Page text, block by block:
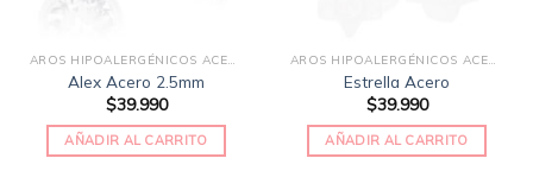
AROS HIPOALERGÉNICOS ACERO QUIRÚRGICO
Alex Acero 2.5mm
$39.990
AÑADIR AL CARRITO
AROS HIPOALERGÉNICOS ACERO QUIRÚRGICO
Estrella Acero
$39.990
AÑADIR AL CARRITO